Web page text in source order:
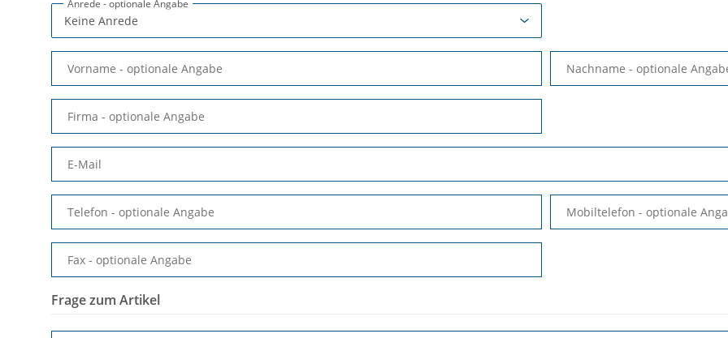
Anrede - optionale Angabe
Vorname - optionale Angabe Nachname - optionale
Firma - optionale Angabe
E-Mail
Telefon - optionale Angabe Mobiltelefon - optionale
Fax - optionale Angabe
Frage zum Artikel